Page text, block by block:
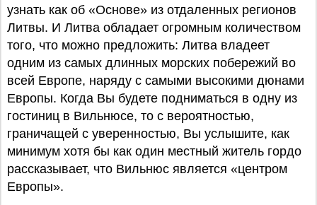
узнать как об «Основе» из отдаленных регионов
Литвы. И Литва обладает огромным количеством
того, что можно предложить: Литва владеет
одним из самых длинных морских побережий во
всей Европе, наряду с самыми высокими дюнами
Европы. Когда Вы будете подниматься в одну из
гостиниц в Вильнюсе, то с вероятностью,
граничащей с уверенностью, Вы услышите, как
минимум хотя бы как один местный житель гордо
рассказывает, что Вильнюс является «центром
Европы».